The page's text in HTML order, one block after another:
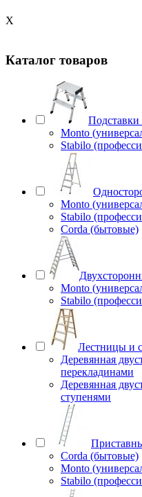
X
Каталог товаров
Monto
Stabilo
Monto
Stabilo
Corda (бытовые)
Monto
Stabilo
Лестницы и
Деревянная
перекладинами
Деревянная
ступенями
Corda (бытовые)
Monto
Stabilo